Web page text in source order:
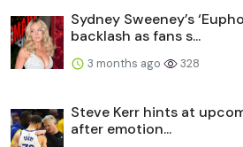
Sydney Sweeney’s
backlash as fans s...
3 months ago 328
Steve Kerr hints at
after emotion...